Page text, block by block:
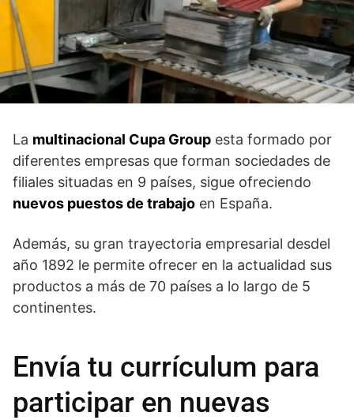
La multinacional Cupa Group esta formado por
diferentes empresas que forman sociedades de
filiales situadas en 9 países, sigue ofreciendo
nuevos puestos de trabajo en España.
Además, su gran trayectoria empresarial desdel
año 1892 le permite ofrecer en la actualidad sus
productos a más de 70 países a lo largo de 5
continentes.
Envía tu currículum para
participar en nuevas